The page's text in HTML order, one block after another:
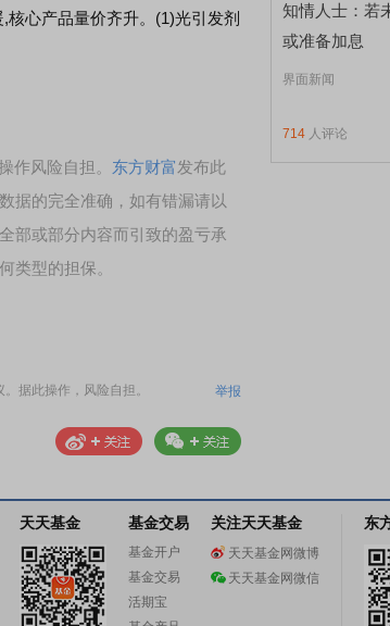
心产品量价齐升。(1)光引发剂
作风险自担。 东方财富发布此
据的完全准确，如有错漏请以
部或部分内容而引致的盈亏承
类型的担保。
据此操作，风险自担。 举报
知情人士：若
或准备加息
界面新闻
714 人评论
天天基金 基金交易
基金开户
基金交易
活期宝
关注天天基金
天天基金网微博
天天基金网微信
东